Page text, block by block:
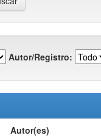
Autor/Registro:
Autor(es)